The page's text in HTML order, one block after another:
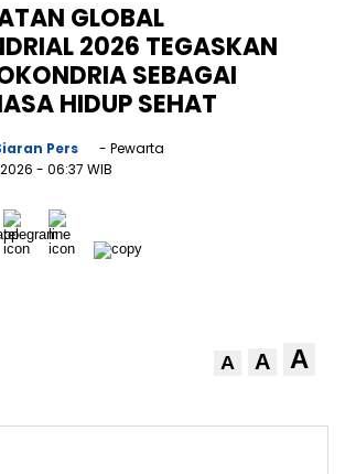
GLOBAL
2026 TEGASKAN
SEBAGAI
HIDUP SEHAT
Pers
- Pewarta
- 06:37 WIB
A A A